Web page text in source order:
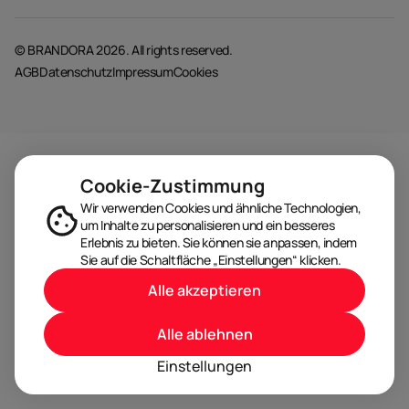
© BRANDORA 2026. All rights reserved.
AGBDatenschutzImpressumCookies
Cookie-Zustimmung
Wir verwenden Cookies und ähnliche Technologien,
um Inhalte zu personalisieren und ein besseres
Erlebnis zu bieten. Sie können sie anpassen, indem
Sie auf die Schaltfläche „Einstellungen“ klicken.
Einstellungen
Alle ablehnen
Alle akzeptieren